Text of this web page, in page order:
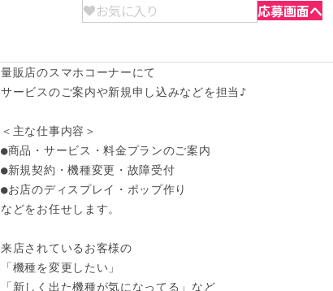
お気に入り 応募画面へ
量販店のスマホコーナーにて
サービスのご案内や新規申し込みなどを担当♪
＜主な仕事内容＞
●商品・サービス・料金プランのご案内
●新規契約・機種変更・故障受付
●お店のディスプレイ・ポップ作り
などをお任せします。
来店されているお客様の
「機種を変更したい」
「新しく出た機種が気になってる」など